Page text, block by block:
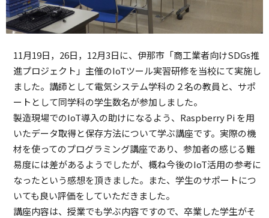
11月19日，26日，12月3日に、伊那市「商工業者向けSDGs推
進プロジェクト」主催のIoTツール実習研修を当校にて実施し
ました。講師として電気システム学科の２名の教員と、サポ
ートとして同学科の学生数名が参加しました。
製造現場でのIoT導入の助けになるよう、Raspberry Pi を用
いたデータ取得と保存方法について学ぶ講座です。実際の機
材を使ってのプログラミング講座であり、参加者の感じる難
易度には差があるようでしたが、概ね今後のIoT活用の参考に
なったという感想を頂きました。また、学生のサポートにつ
いても良い評価をしていただきました。
講座内容は、授業でも学ぶ内容ですので、卒業した学生がそ